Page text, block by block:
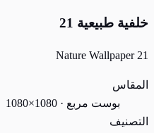
خلفية طبيعية 21
Nature Wallpaper 21
المقاس
بوست مربع · 1080×1080
التصنيف